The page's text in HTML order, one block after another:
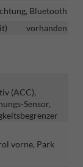
Bluetooth
vorhanden
(ACC),
Sensor,
vorne, Park